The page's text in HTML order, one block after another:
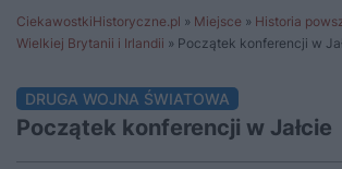
CiekawostkiHistoryczne.pl » Miejsce » Historia
Wielkiej Brytanii i Irlandii » Początek konferencji w
DRUGA WOJNA ŚWIATOWA
Początek konferencji w Jałcie